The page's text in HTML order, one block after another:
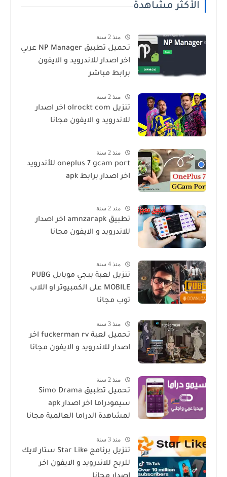
الأكثر مشاهدة
منذ 2 سنة
تحميل تطبيق NP Manager عربي
اخر اصدار للاندرويد و الايفون
برابط مباشر
منذ 2 سنة
تنزيل olrockt com اخر اصدار
للاندرويد و الايفون مجانا
منذ 2 سنة
oneplus 7 gcam port للأندرويد
اخر اصدار برابط apk
منذ 2 سنة
تطبيق amnzarapk اخر اصدار
للاندرويد و الايفون مجانا
منذ 4 سنة
تنزيل لعبة ببجي موبايل PUBG
MOBILE على الكمبيوتر او اللاب
توب مجانا
منذ 3 سنة
تحميل لعبة fuckerman rv اخر
اصدار للاندرويد و الايفون مجانا
منذ 2 سنة
تحميل تطبيق Simo Drama
سيمودراما اخر اصدار apk
لمشاهدة الدراما العالمية مجانا
منذ 3 سنة
تنزيل برنامج Star Like ستار لايك
للربح للاندرويد و الايفون اخر